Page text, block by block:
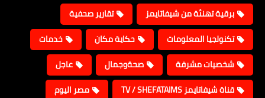
برقية تهنئة من شيفاتايمز
تقارير صحفية
تكنولجيا المعلومات
حكاية مكان
خدمات
شخصيات مشرفة
صحةوجمال
عاجل
قناة شيفاتايمز TV / SHEFATAIMS
مصر اليوم